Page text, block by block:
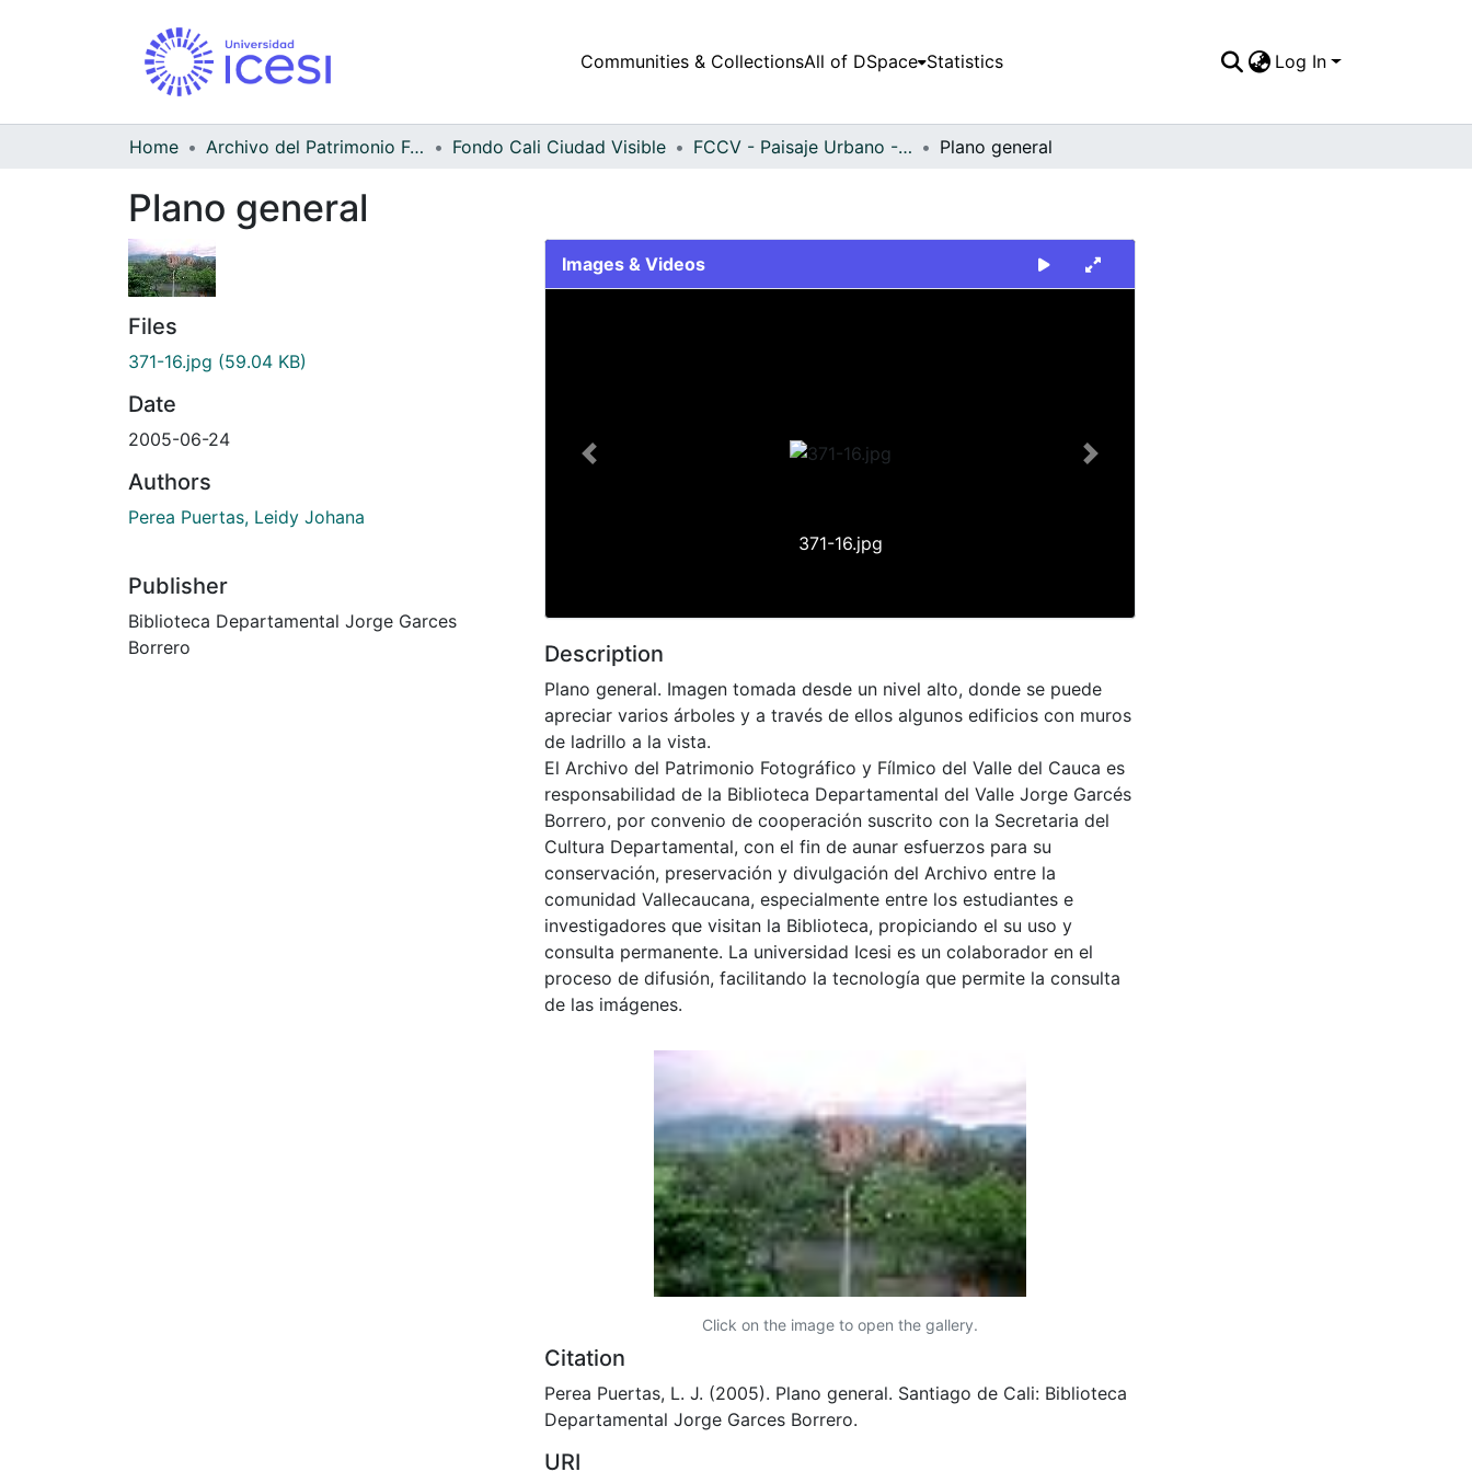
Communities & CollectionsAll of DSpace Statistics Log In
Home Archivo del Patrimonio Fotográfico y Fílmico del Valle del Cauca Fondo Cali Ciudad Visible FCCV - Paisaje Urbano - Patrimonial Plano general
Plano general
Files
371-16.jpg (59.04 KB)
Date
2005-06-24
Authors
Perea Puertas, Leidy Johana
Publisher
Biblioteca Departamental Jorge Garces
Borrero
Images & Videos
371-16.jpg
Previous Next
Description
Plano general. Imagen tomada desde un nivel alto, donde se puede
apreciar varios árboles y a través de ellos algunos edificios con muros
de ladrillo a la vista.
El Archivo del Patrimonio Fotográfico y Fílmico del Valle del Cauca es
responsabilidad de la Biblioteca Departamental del Valle Jorge Garcés
Borrero, por convenio de cooperación suscrito con la Secretaria del
Cultura Departamental, con el fin de aunar esfuerzos para su
conservación, preservación y divulgación del Archivo entre la
comunidad Vallecaucana, especialmente entre los estudiantes e
investigadores que visitan la Biblioteca, propiciando el su uso y
consulta permanente. La universidad Icesi es un colaborador en el
proceso de difusión, facilitando la tecnología que permite la consulta
de las imágenes.
Click on the image to open the gallery.
Citation
Perea Puertas, L. J. (2005). Plano general. Santiago de Cali: Biblioteca
Departamental Jorge Garces Borrero.
URI